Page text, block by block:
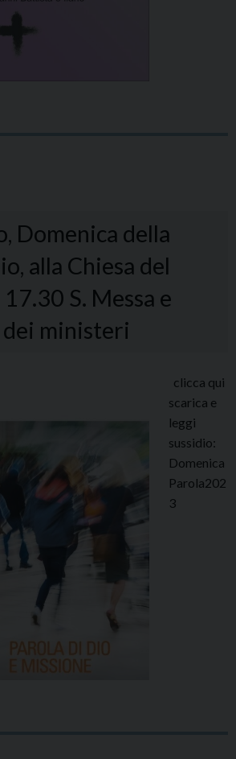
Domenica della
alla Chiesa del
S. Messa e
ministeri
clicca qui
scarica e
leggi
sussidio:
Domenica
Parola202
3